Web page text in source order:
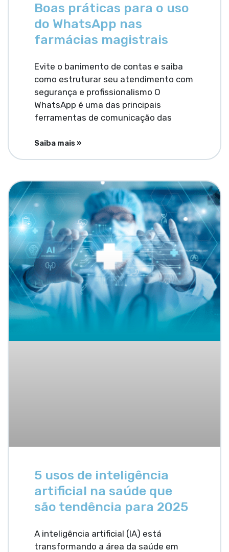
Boas práticas para o uso
do WhatsApp nas
farmácias magistrais
Evite o banimento de contas e saiba
como estruturar seu atendimento com
segurança e profissionalismo O
WhatsApp é uma das principais
ferramentas de comunicação das
Saiba mais »
5 usos de inteligência
artificial na saúde que
são tendência para 2025
A inteligência artificial (IA) está
transformando a área da saúde em